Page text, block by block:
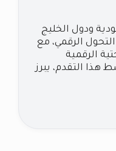
ودول الخليج
الرقمي، مع
الرقمية
هذا التقدم، يبرز